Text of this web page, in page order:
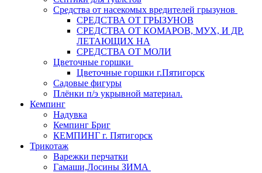
Средства от насекомых вредителей грызунов
СPEДСТВА ОТ ГРЫЗУНОВ
СРЕДСТВА ОТ КОМАРОВ, МУХ, И ДР.
ЛЕТАЮЩИХ НА
СРЕДСТВА ОТ МОЛИ
Цветочные горшки
Цветочные горшки г.Пятигорск
Садовые фигуры
Плёнки п/э укрывной материал.
Кемпинг
Надувка
Кемпинг Бриг
КЕМПИНГ г. Пятигорск
Трикотаж
Варежки перчатки
Гамаши,Лосины ЗИМА